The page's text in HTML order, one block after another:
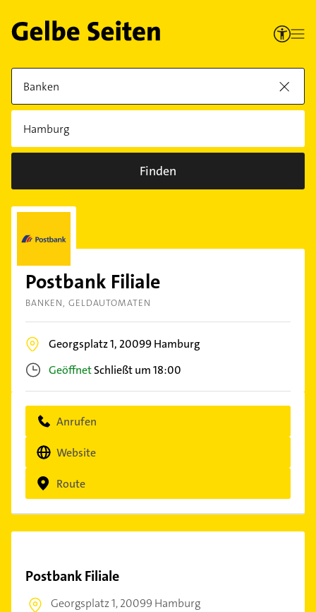
Finden
Postbank Filiale
BANKEN GELDAUTOMATEN
Georgsplatz 1, 20099Hamburg
GeöffnetSchließt um 18:00
Anrufen
Website
Route
Postbank Filiale
Georgsplatz 1,20099 Hamburg